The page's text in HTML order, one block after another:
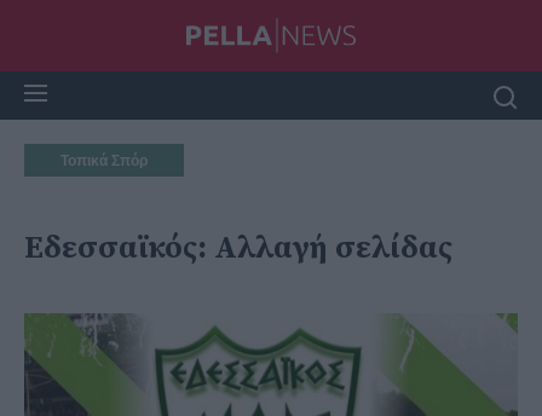
Τοπικά Σπόρ
Εδεσσαϊκός: Αλλαγή σελίδας